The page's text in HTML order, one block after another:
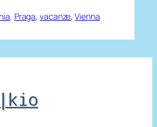
, Praga, vacanze, Vienna